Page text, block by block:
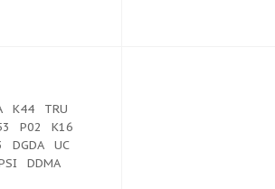
K44
TRU
P02
K16
DGDA
UC
DDMA